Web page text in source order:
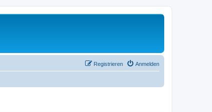
Anmelden
Registrieren